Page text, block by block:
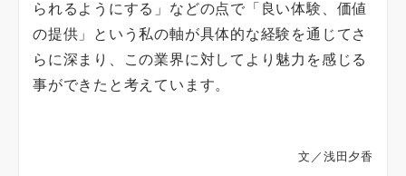
られるようにする」などの点で「良い体験、価値
の提供」という私の軸が具体的な経験を通じてさ
らに深まり、この業界に対してより魅力を感じる
事ができたと考えています。
文／浅田夕香